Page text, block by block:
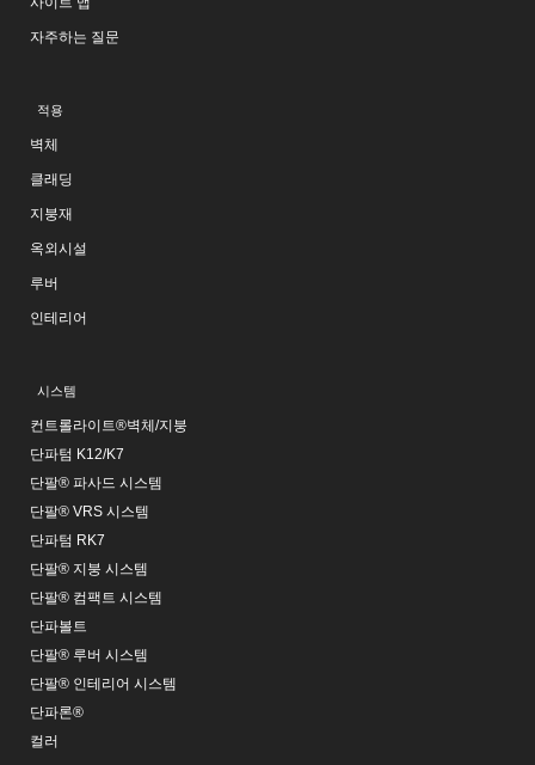
자주하는 질문
적용
벽체
클래딩
지붕재
옥외시설
루버
인테리어
시스템
컨트롤라이트®벽체/지붕
단파텀 K12/K7
단팔® 파사드 시스템
단팔® VRS 시스템
단파텀 RK7
단팔® 지붕 시스템
단팔® 컴팩트 시스템
단파볼트
단팔® 루버 시스템
단팔® 인테리어 시스템
단파론®
컬러